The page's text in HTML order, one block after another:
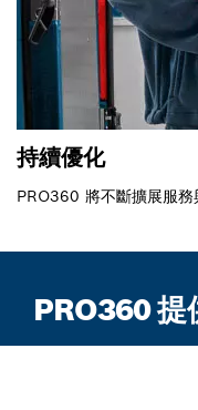
持續優化
PRO360 將不斷擴展服務
PRO360 提